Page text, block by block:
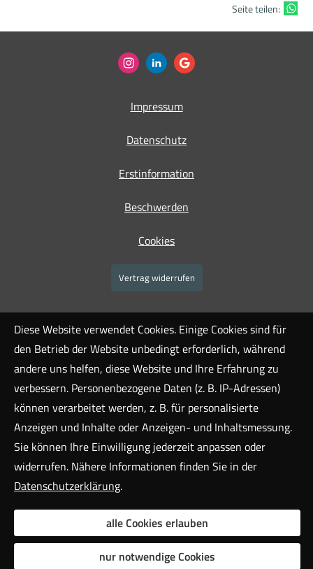
Seite teilen:
Impressum
Datenschutz
Erstinformation
Beschwerden
Cookies
Vertrag widerrufen
Diese Website verwendet Cookies. Einige Cookies sind für
den Betrieb der Website unbedingt erforderlich, während
andere uns helfen, diese Website und Ihre Erfahrung zu
verbessern. Personenbezogene Daten (z. B. IP-Adressen)
können verarbeitet werden, z. B. für personalisierte
Anzeigen und Inhalte oder Anzeigen- und Inhaltsmessung.
Sie können Ihre Einwilligung jederzeit anpassen oder
widerrufen. Nähere Informationen finden Sie in der
Datenschutzerklärung.
alle Cookies erlauben
nur notwendige Cookies